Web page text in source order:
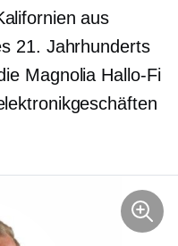
aus
21. Jahrhunderts
Magnolia Hallo-Fi